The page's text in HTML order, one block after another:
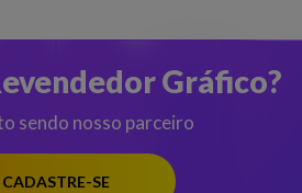
Gráfico?
sendo nosso parceiro
CADASTRE-SE